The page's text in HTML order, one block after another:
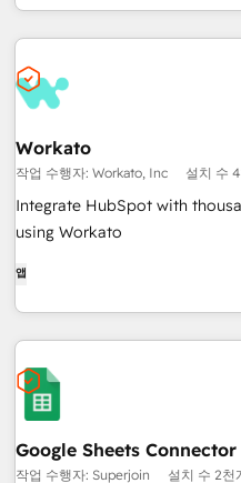
Workato
작업 수행자: Workato, Inc 설치 수
Integrate HubSpot with
using Workato
앱
Google Sheets Connector
작업 수행자: Superjoin 설치 수 2천